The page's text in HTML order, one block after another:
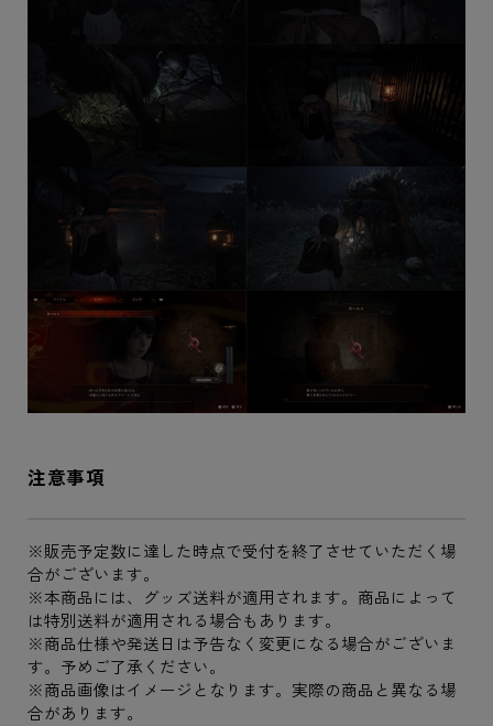
注意事項
※販売予定数に達した時点で受付を終了させていただく場
合がございます。
※本商品には、グッズ送料が適用されます。商品によって
は特別送料が適用される場合もあります。
※商品仕様や発送日は予告なく変更になる場合がございま
す。予めご了承ください。
※商品画像はイメージとなります。実際の商品と異なる場
合があります。